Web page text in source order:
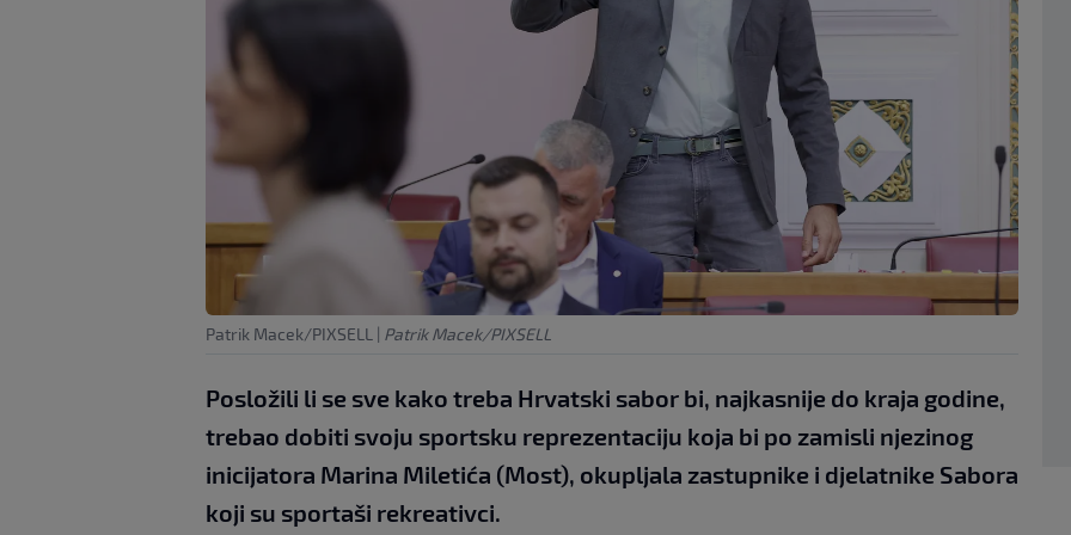
Patrik Macek/PIXSELL | Patrik Macek/PIXSELL
Posložili li se sve kako treba Hrvatski sabor bi, najkasnije do kraja godine,
trebao dobiti svoju sportsku reprezentaciju koja bi po zamisli njezinog
inicijatora Marina Miletića (Most), okupljala zastupnike i djelatnike Sabora
koji su sportaši rekreativci.